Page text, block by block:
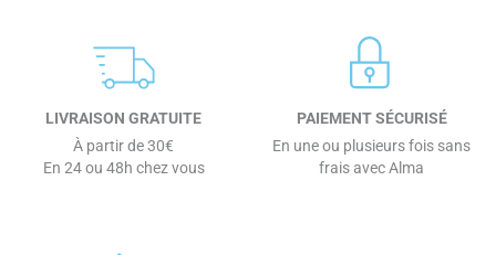
LIVRAISON GRATUITE
À partir de 30€
En 24 ou 48h chez vous
PAIEMENT SÉCURISÉ
En une ou plusieurs fois sans
frais avec Alma